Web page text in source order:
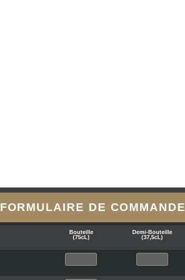
FORMULAIRE DE COMMANDE
Bouteille
(75cL)
Demi-Bouteille
(37,5cL)